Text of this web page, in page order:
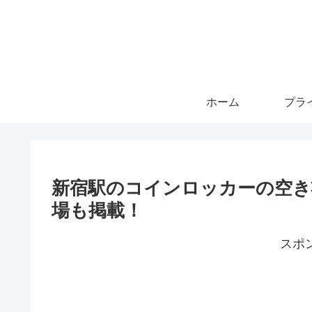
ホーム
新宿駅のコインロッカーの空
場も掲載！
スポ